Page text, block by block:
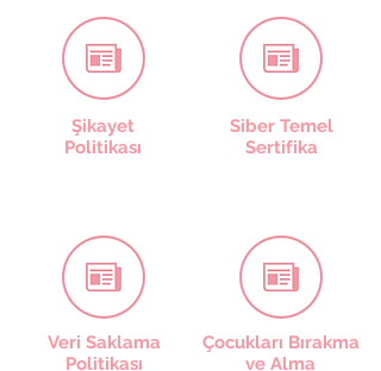
Şikayet
Politikası
Siber Temel
Sertifika
Veri Saklama
Politikası
Çocukları Bırakma
ve Alma